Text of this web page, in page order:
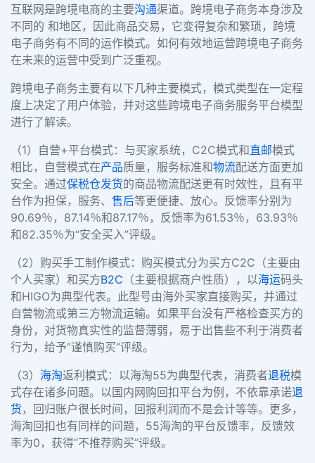
互联网是跨境电商的主要沟通渠道。跨境电子商务本身涉及
不同的 和地区，因此商品交易，它变得复杂和繁琐，跨境
电子商务有不同的运作模式。如何有效地运营跨境电子商务
在未来的运营中受到广泛重视。
跨境电子商务主要有以下几种主要模式，模式类型在一定程
度上决定了用户体验，并对这些跨境电子商务服务平台模型
进行了解读。
（1）自营+平台模式：与买家系统，C2C模式和直邮模式
相比，自营模式在产品质量，服务标准和物流配送方面更加
安全。通过保税仓发货的商品物流配送更有时效性，且有平
台作为担保，服务、 售后等更便捷、放心。反馈率分别为
90.69％，87.14％和87.17％，反馈率为61.53％，63.93％
和82.35％为“安全买入”评级。
（2）购买手工制作模式：购买模式分为买方C2C（主要由
个人买家）和买方B2C （主要根据商户性质），以海运码头
和HIGO为典型代表。此型号由海外买家直接购买，并通过
自营物流或第三方物流运输。如果平台没有严格检查买方的
身份，对货物真实性的监督薄弱，易于出售些不利于消费者
行为，给予“谨慎购买”评级。
（3） 海淘返利模式：以海淘55为典型代表，消费者退税模
式存在诸多问题。以国内网购回扣平台为例，不依靠承诺退
货 ，回归账户很长时间，回报利润而不是会计等等。更多，
海淘回扣也有同样的问题，55海淘的平台反馈率，反馈效
率为0，获得“不推荐购买”评级。